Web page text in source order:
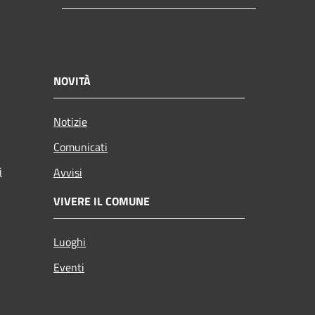
NOVITÀ
Notizie
Comunicati
Avvisi
VIVERE IL COMUNE
Luoghi
Eventi